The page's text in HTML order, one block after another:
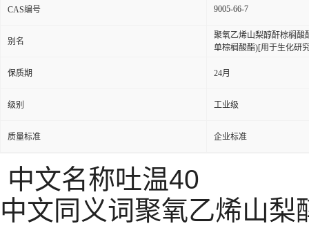
CAS编号 9005-66-7
别名
聚氧乙烯山梨醇酐棕榈酸
单棕榈酸酯)[用于生化研
保质期 24月
级别 工业级
质量标准 企业标准
中文名称吐温40
中文同义词聚氧乙烯山梨